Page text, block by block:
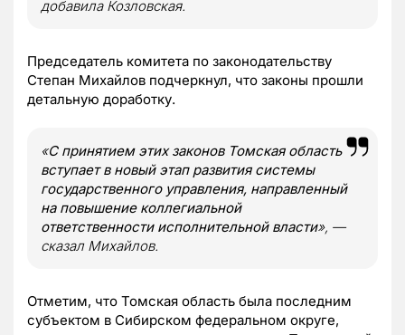
добавила Козловская.
Председатель комитета по законодательству
Степан Михайлов подчеркнул, что законы прошли
детальную доработку.
«С принятием этих законов Томская область
вступает в новый этап развития системы
государственного управления, направленный
на повышение коллегиальной
ответственности исполнительной власти», —
сказал Михайлов.
Отметим, что Томская область была последним
субъектом в Сибирском федеральном округе,